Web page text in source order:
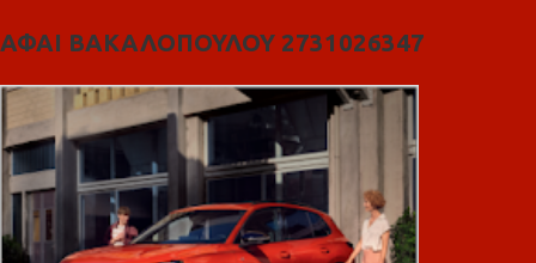
ΑΦΑΙ ΒΑΚΑΛΟΠΟΥΛΟΥ 2731026347